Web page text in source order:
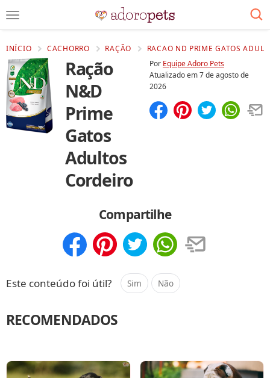
INÍCIO CACHORRO RAÇÃO RACAO ND PRIME GATOS
Ração
N&D
Prime
Gatos
Adultos
Cordeiro
Por Equipe Adoro Pets
Atualizado em7 de agosto de
2026
Compartilhe
Este conteúdo foi útil? Sim Não
RECOMENDADOS